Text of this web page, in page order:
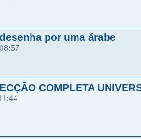
por uma árabe
COMPLETA